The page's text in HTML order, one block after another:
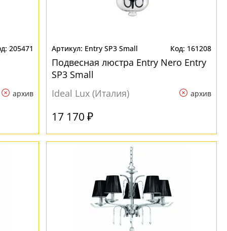
205471
архив
Entry SP3 Small 161208
Подвесная люстра Entry Nero Entry
SP3 Small
Ideal Lux (Италия)
архив
17 170 ₽